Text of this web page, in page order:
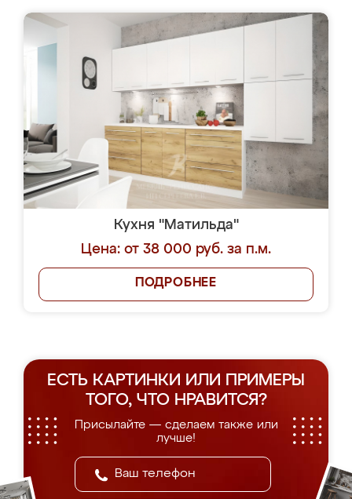
Кухня "Матильда"
Цена: от 38 000 руб. за п.м.
ПОДРОБНЕЕ
ЕСТЬ КАРТИНКИ ИЛИ ПРИМЕРЫ
ТОГО, ЧТО НРАВИТСЯ?
Присылайте — сделаем также или
лучше!